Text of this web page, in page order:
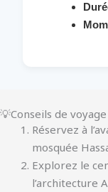
💡Conseils de voyage
Réservez à
mosquée
Explorez le
l’architecture